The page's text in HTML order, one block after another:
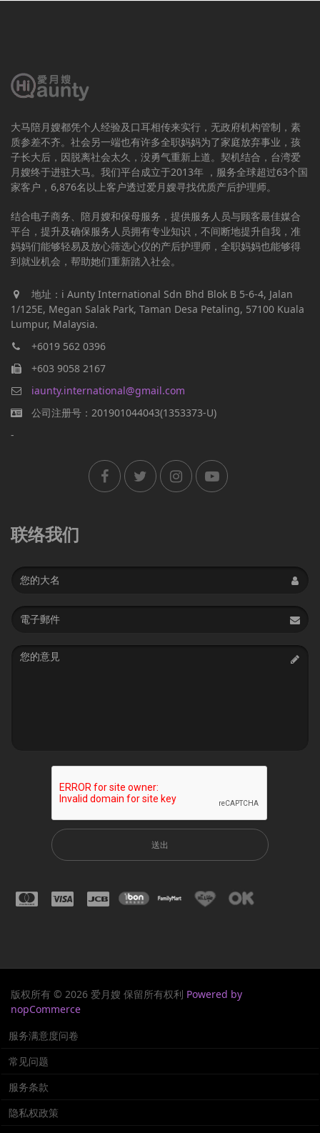
大马陪月嫂都凭个人经验及口耳相传来实行，无政府机构管制，素
质参差不齐。社会另一端也有许多全职妈妈为了家庭放弃事业，孩
子长大后，因脱离社会太久，没勇气重新上道。契机结合，台湾爱
月嫂终于进驻大马。我们平台成立于2013年 ，服务全球超过63个国
家客户，6,876名以上客户透过爱月嫂寻找优质产后护理师。
结合电子商务、陪月嫂和保母服务，提供服务人员与顾客最佳媒合
平台，提升及确保服务人员拥有专业知识，不间断地提升自我，准
妈妈们能够轻易及放心筛选心仪的产后护理师，全职妈妈也能够得
到就业机会，帮助她们重新踏入社会。
地址：i Aunty International Sdn Bhd Blok B 5-6-4, Jalan
1/125E, Megan Salak Park, Taman Desa Petaling, 57100 Kuala
Lumpur, Malaysia.
+6019 562 0396
+603 9058 2167
iaunty.international@gmail.com
公司注册号：201901044043(1353373-U)
-
联络我们
Name
Email
address
Message
送出
版权所有 © 2026 爱月嫂 保留所有权利 Powered by
nopCommerce
服务满意度问卷
常见问题
服务条款
隐私权政策